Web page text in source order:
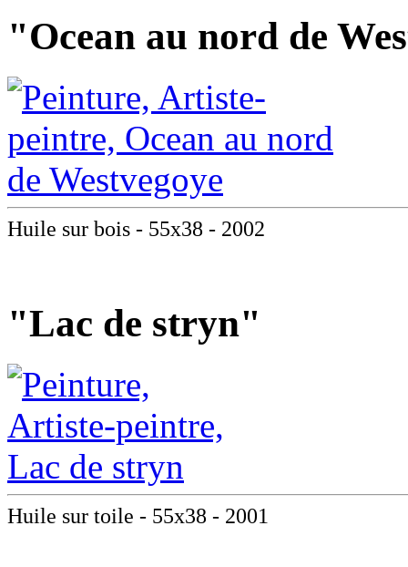
"Ocean au nord de
Huile sur bois - 55x38 - 2002
"Lac de stryn"
Huile sur toile - 55x38 - 2001